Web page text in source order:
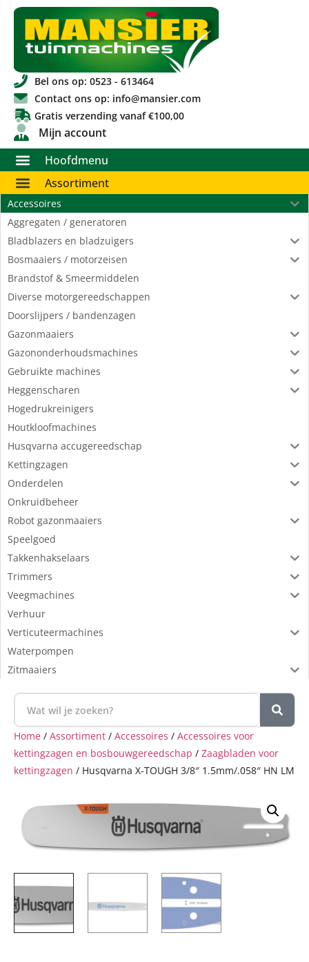
Bel ons op: 0523 - 613464
Contact ons op: info@mansier.com
Gratis verzending vanaf €100,00
Mijn account
Hoofdmenu
Assortiment
Accessoires
Aggregaten / generatoren
Bladblazers en bladzuigers
Bosmaaiers / motorzeisen
Brandstof & Smeermiddelen
Diverse motorgereedschappen
Doorslijpers / bandenzagen
Gazonmaaiers
Gazononderhoudsmachines
Gebruikte machines
Heggenscharen
Hogedrukreinigers
Houtkloofmachines
Husqvarna accugereedschap
Kettingzagen
Onderdelen
Onkruidbeheer
Robot gazonmaaiers
Speelgoed
Takkenhakselaars
Trimmers
Veegmachines
Verhuur
Verticuteermachines
Waterpompen
Zitmaaiers
Home / Assortiment / Accessoires / Accessoires voor
kettingzagen en bosbouwgereedschap / Zaagbladen voor
kettingzagen / Husqvarna X-TOUGH 3/8″ 1.5mm/.058″ HN LM